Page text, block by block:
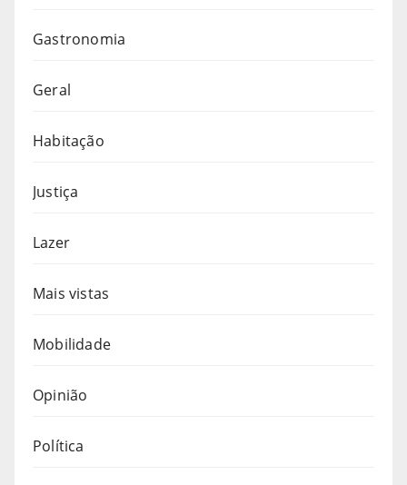
Gastronomia
Geral
Habitação
Justiça
Lazer
Mais vistas
Mobilidade
Opinião
Política